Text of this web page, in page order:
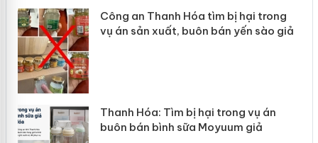
Công an Thanh Hóa tìm bị hại trong
vụ án sản xuất, buôn bán yến sào giả
Thanh Hóa: Tìm bị hại trong vụ án
buôn bán bình sữa Moyuum giả